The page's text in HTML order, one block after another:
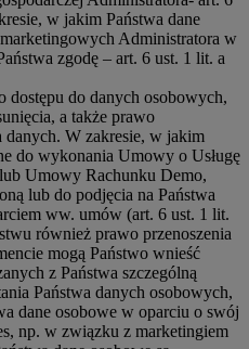
w jakim Państwa dane
Administratora w
zgodę – art. 6 ust. 1 lit. a
dostępu do danych osobowych,
a także prawo
danych. W zakresie, w jakim
do wykonania Umowy o Usługę
Umowy Rachunku Demo,
lub do podjęcia na Państwa
ww. umów (art. 6 ust. 1 lit.
również prawo przenoszenia
mogą Państwo wnieść
z Państwa szczególną
Państwa danych osobowych,
dane osobowe w oparciu o swój
np. w związku z marketingiem